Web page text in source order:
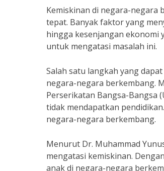
Kemiskinan di negara-negara
tepat. Banyak faktor yang
hingga kesenjangan ekonomi
untuk mengatasi masalah ini.
Salah satu langkah yang
negara-negara berkembang.
Perserikatan Bangsa-Bangsa
tidak mendapatkan
negara-negara berkembang.
Menurut Dr. Muhammad
mengatasi kemiskinan.
anak di negara-negara